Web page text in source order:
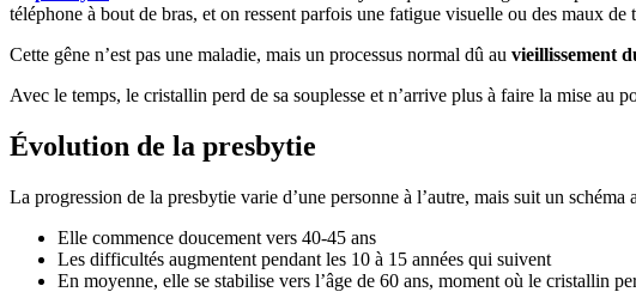
téléphone à bout de bras, et on ressent parfois une fatigue visuelle ou des maux de
Cette gêne n’est pas une maladie, mais un processus normal dû au vieillissement
Avec le temps, le cristallin perd de sa souplesse et n’arrive plus à faire la mise au
Évolution de la presbytie
La progression de la presbytie varie d’une personne à l’autre, mais suit un schéma
Elle commence doucement vers 40-45 ans
Les difficultés augmentent pendant les 10 à 15 années qui suivent
En moyenne, elle se stabilise vers l’âge de 60 ans, moment où le cristallin